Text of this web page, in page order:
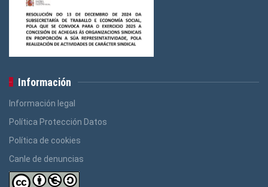
Logos Administración Pública
Información
Información legal
Política Protección Datos
Política de cookies
Canle de denuncias